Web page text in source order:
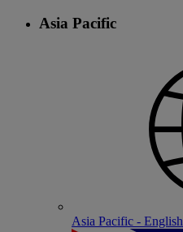
Asia Pacific
Asia Pacific - English